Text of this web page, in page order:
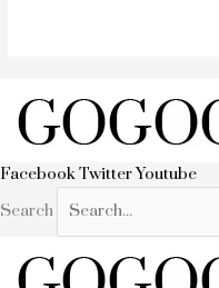
FacebookTwitterYoutube
Search